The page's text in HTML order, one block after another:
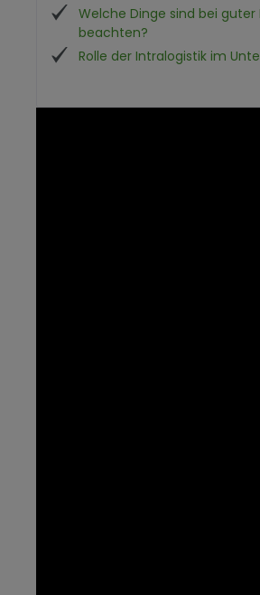
Welche Dinge sind bei guter
beachten?
Rolle der Intralogistik im